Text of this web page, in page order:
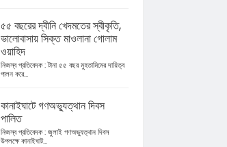
৫৫ বছরের দ্বীনি খেদমতের স্বীকৃতি,
ভালোবাসায় সিক্ত মাওলানা গোলাম
ওয়াহিদ
নিজস্ব প্রতিবেদক : টানা ৫৫ বছর মুহতামিমের দায়িত্ব
পালন করে...
কানাইঘাটে গণঅভ্যুত্থান দিবস
পালিত
নিজস্ব প্রতিবেদক : জুলাই গণঅভ্যুত্থান দিবস
উপলক্ষে কানাইঘাট...